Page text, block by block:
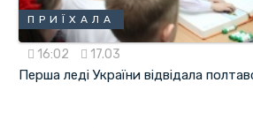
ПРИЇХАЛА
16:02 17.03
Перша леді України відвідала